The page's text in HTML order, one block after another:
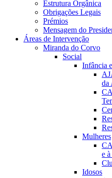
Estrutura Orgânica
Obrigações Legais
Prémios
Mensagem do
Áreas de Intervenção
Miranda do Corvo
Social
Infância
da
Mulheres
e
Idosos